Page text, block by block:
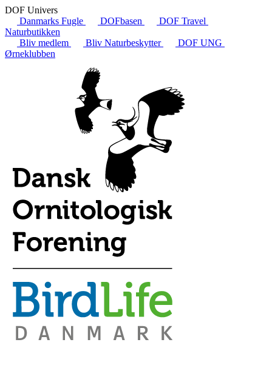
DOF Univers
Danmarks Fugle
DOFbasen
DOF Travel
Naturbutikken
Bliv medlem
Bliv Naturbeskytter
DOF UNG
Ørneklubben